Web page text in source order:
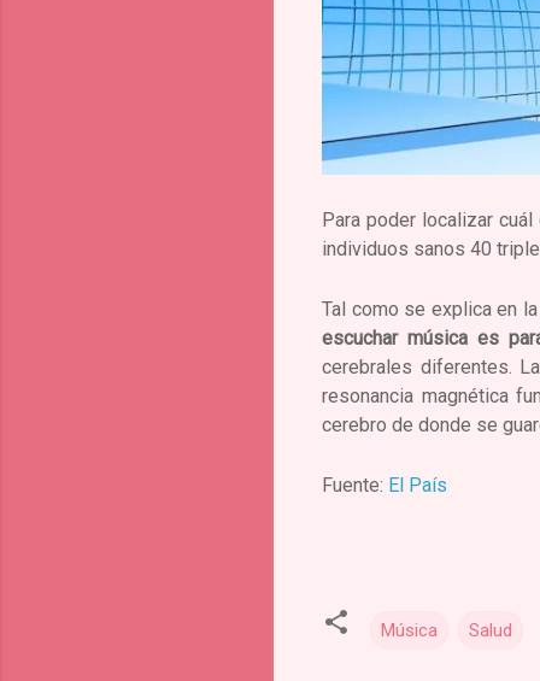
Para poder localizar cuál
individuos sanos 40
Tal como se explica en
escuchar música es
cerebrales diferentes.
resonancia magnética
cerebro de donde se
Fuente: El País
Música Salud